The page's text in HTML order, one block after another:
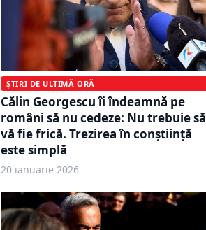
ȘTIRI DE ULTIMĂ ORĂ
Călin Georgescu îi îndeamnă pe
români să nu cedeze: Nu trebuie să
vă fie frică. Trezirea în conștiință
este simplă
20 ianuarie 2026